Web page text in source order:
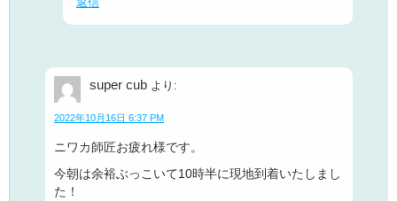
super cub より:
2022年10月16日 6:37 PM
ニワカ師匠お疲れ様です。
今朝は余裕ぶっこいて10時半に現地到着いたしまし
た！